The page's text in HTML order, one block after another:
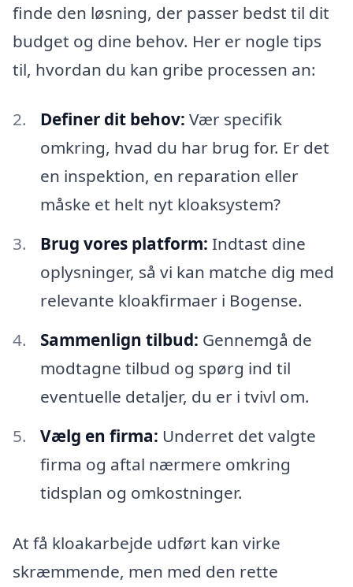
finde den løsning, der passer bedst til dit
budget og dine behov. Her er nogle tips
til, hvordan du kan gribe processen an:
Definer dit behov: Vær specifik
omkring, hvad du har brug for. Er det
en inspektion, en reparation eller
måske et helt nyt kloaksystem?
Brug vores platform: Indtast dine
oplysninger, så vi kan matche dig med
relevante kloakfirmaer i Bogense.
Sammenlign tilbud: Gennemgå de
modtagne tilbud og spørg ind til
eventuelle detaljer, du er i tvivl om.
Vælg en firma: Underret det valgte
firma og aftal nærmere omkring
tidsplan og omkostninger.
At få kloakarbejde udført kan virke
skræmmende, men med den rette